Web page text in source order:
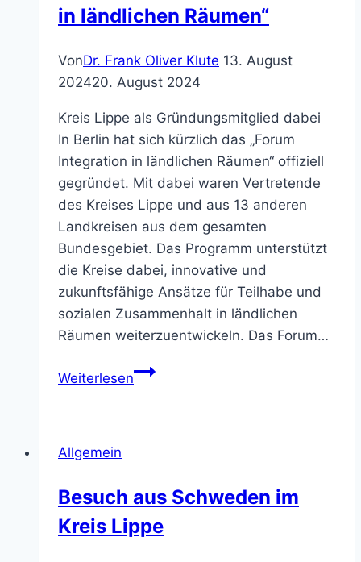
in ländlichen Räumen“
VonDr. Frank Oliver Klute 13. August
202420. August 2024
Kreis Lippe als Gründungsmitglied dabei
In Berlin hat sich kürzlich das „Forum
Integration in ländlichen Räumen“ offiziell
gegründet. Mit dabei waren Vertretende
des Kreises Lippe und aus 13 anderen
Landkreisen aus dem gesamten
Bundesgebiet. Das Programm unterstützt
die Kreise dabei, innovative und
zukunftsfähige Ansätze für Teilhabe und
sozialen Zusammenhalt in ländlichen
Räumen weiterzuentwickeln. Das Forum…
WeiterlesenDeutsche
ländlichen
Räumen“
Allgemein
Besuch aus Schweden im
Kreis Lippe